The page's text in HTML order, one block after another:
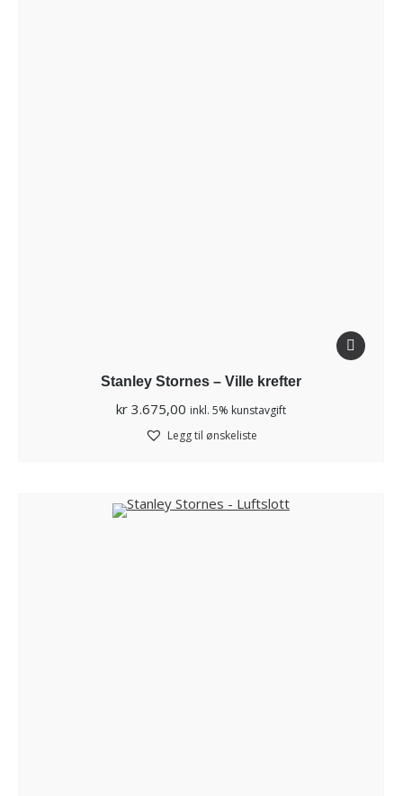
Stanley Stornes – Ville krefter
kr 3.675,00 inkl. 5% kunstavgift
Legg til ønskeliste